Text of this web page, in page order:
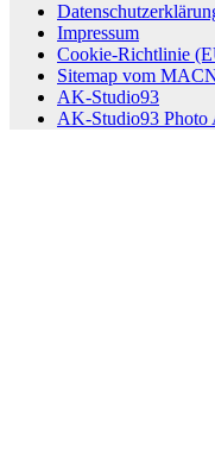
Impressum
Cookie-Richtlinie
Sitemap vom
AK-Studio93
AK-Studio93 Photo